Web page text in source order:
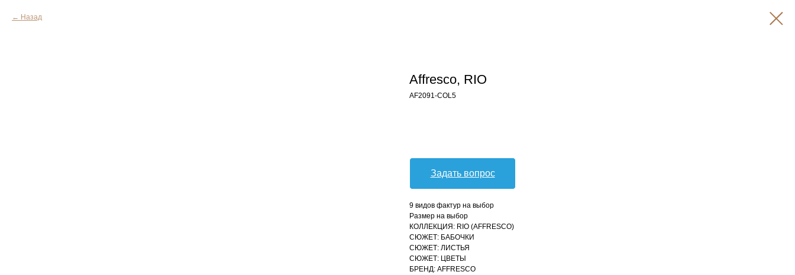
Назад
Affresco, RIO
AF2091-COL5
Задать вопрос
9 видов фактур на выбор
Размер на выбор
КОЛЛЕКЦИЯ: RIO (AFFRESCO)
СЮЖЕТ: БАБОЧКИ
СЮЖЕТ: ЛИСТЬЯ
СЮЖЕТ: ЦВЕТЫ
БРЕНД: AFFRESCO